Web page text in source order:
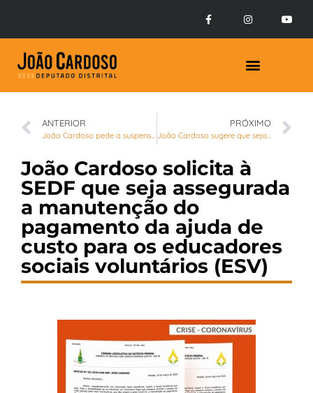
ANTERIOR PRÓXIMO
João Cardoso solicita à
SEDF que seja assegurada
a manutenção do
pagamento da ajuda de
custo para os educadores
sociais voluntários (ESV)